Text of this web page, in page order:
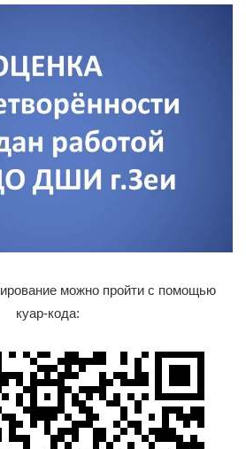
можно пройти с помощью
куар-кода: